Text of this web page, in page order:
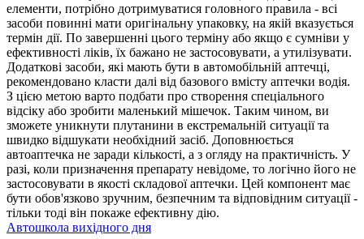
елементи, потрібно дотримуватися головного правила - всі
засоби повинні мати оригінальну упаковку, на якій вказується
термін дії. По завершенні цього терміну або якщо є сумніви у
ефективності ліків, їх бажано не застосовувати, а утилізувати.
Додаткові засоби, які мають бути в автомобільній аптечці,
рекомендовано класти далі від базового вмісту аптечки водія.
З цією метою варто подбати про створення спеціального
відсіку або зробити маленький мішечок. Таким чином, ви
зможете уникнути плутанини в екстремальній ситуації та
швидко відшукати необхідний засіб. Доповнюється
автоаптечка не заради кількості, а з огляду на практичність. У
разі, коли призначення препарату невідоме, то логічно його не
застосовувати в якості складової аптечки. Цей компонент має
бути обов'язково зручним, безпечним та відповідним ситуації -
тільки тоді він покаже ефективну дію.
Автошкола вихідного дня